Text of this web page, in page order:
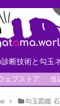
断技術と勾玉
ェブストア 当
勾玉図鑑